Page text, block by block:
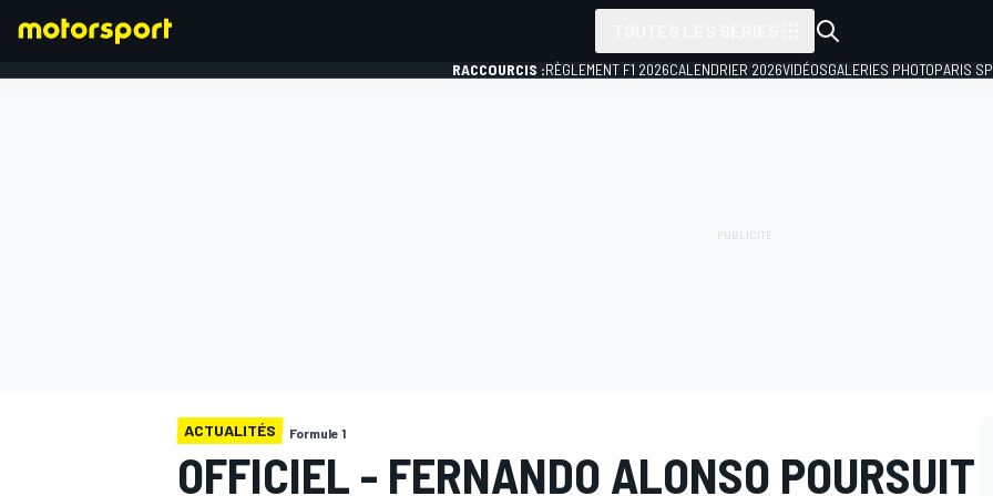
RACCOURCIS :RÈGLEMENT F1 2026CALENDRIER 2026VIDÉOSGALERIES PHOTOPARIS
ACTUALITÉS Formule 1
OFFICIEL - FERNANDO ALONSO POURSUIT